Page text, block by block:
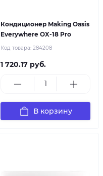
Кондиционер Making Oasis
Everywhere OX-18 Pro
Код товара: 284208
1 720.17 руб.
В корзину